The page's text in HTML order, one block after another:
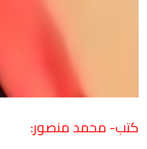
كتب- محمد منصور: